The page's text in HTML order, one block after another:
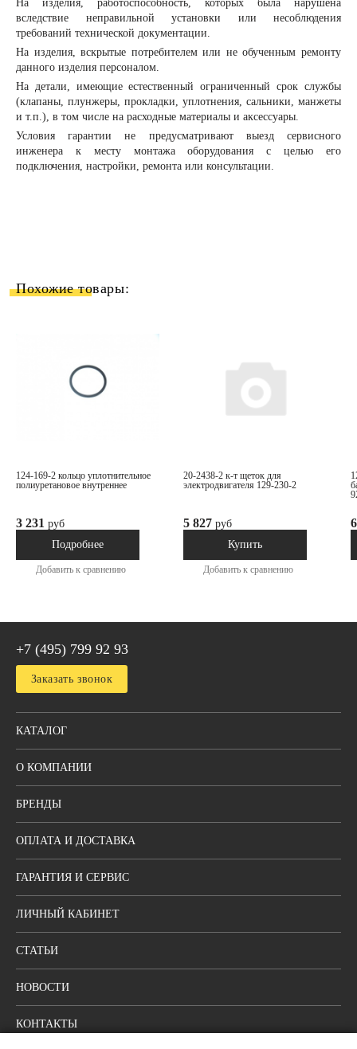
На изделия, работоспособность, которых была нарушена
вследствие неправильной установки или несоблюдения
требований технической документации.
На изделия, вскрытые потребителем или не обученным ремонту
данного изделия персоналом.
На детали, имеющие естественный ограниченный срок службы
(клапаны, плунжеры, прокладки, уплотнения, сальники, манжеты
и т.п.), в том числе на расходные материалы и аксессуары.
Условия гарантии не предусматривают выезд сервисного
инженера к месту монтажа оборудования с целью его
подключения, настройки, ремонта или консультации.
Похожие товары:
124-169-2 кольцо уплотнительное
полиуретановое внутреннее
3 231 руб
Под заказ
Подробнее
Добавить к сравнению
20-2438-2 к-т щеток для
электродвигателя 129-230-2
5 827 руб
В наличииКупить
Добавить к сравнению
129-230-2 электродвигатель
+7 (495) 799 92 93
Заказать звонок
КАТАЛОГ
О КОМПАНИИ
БРЕНДЫ
ОПЛАТА И ДОСТАВКА
ГАРАНТИЯ И СЕРВИС
ЛИЧНЫЙ КАБИНЕТ
СТАТЬИ
НОВОСТИ
КОНТАКТЫ